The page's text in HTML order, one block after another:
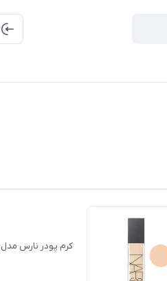
کرم پودر نارس مدل Natural Radiant